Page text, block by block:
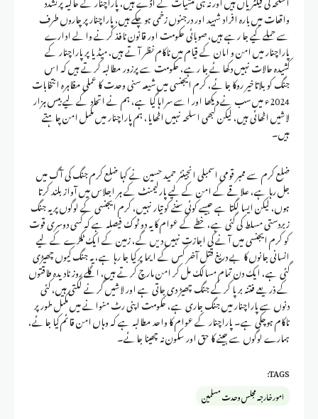
واقعات میں بارہ افراد شہید اور درجنوں زخمی ہوچکے ہیں، پاراچنار پر چاروں طرف
سے حملے کیے جا رہے ہیں، صوبائی حکومت اور قانون نافذ کرنے والے ادارے
پاراچنار میں امن و امان کے قیام میں ناکام نظر آتے ہیں، میڈیا پر پاراچنار کے
کشیدہ حالات نہیں دکھائے جا رہے، حکومت سے پرزور مطالبہ کرتے ہیں کہ اس
جنگ کو بلاتاخیر روکا جائے، کرم ایجنسی میں شیعہ سنی وحدت کا عملی مظاہرہ انتخابات
2024ء میں سب نے دیکھا اور اسے سراہا گیا ہے، ہم نے اتحاد کے لیے بیس ہزار
لاشیں اٹھائی ہیں، لیکن کبھی اسلحہ نہیں اٹھایا، ہم پاراچنار میں مکمل امن چاہتے
ہیں۔
ضلع کرم سے ممبر قومی اسمبلی انجینئر حمید حسین نے کہا ضلع کرم جنگ کی آگ میں
جل رہا ہے، علاقے کے امن کے لیے پارلیمنٹ کے ہر اجلاس میں آواز بلند کرتا
ہوں، لیکن ایسا لگتا ہے جیسے کوئی سننے کو تیار نہیں، کرم ایجنسی کے لوگوں پر یہ جنگ
زبردستی مسلط کی گئی ہے، خطے کے عوام کا یہ دو ٹوک فیصلہ ہے کہ کسی دوسری قوت
کو کرم ایجنسی میں آنے کی اجازت نہیں دیں گے، زمین کے ایک ٹکڑے کے لیے
انسانی جانوں کا بے دریغ قتل آخر کس کے ایما پر کیا جا رہا ہے، یہ جنگ کیوں چھیڑی
گئی ہے، ایک دن تمام مسالک مل کر امن مارچ کرتے ہیں، اگلے روز نادیدہ طاقتوں
کے ذریعے فتنہ برپا کرکے جنگ چھیڑ دی جاتی ہے اور لاشیں گرنے لگتی ہیں، کئی
دنوں سے پاراچنار میں جنگ جاری ہے، حکومت اپنی رٹ منوانے میں مکمل طور پر
ناکام ہوچکی ہے۔ پاراچنار کے عوام کا واحد مطالبہ ہے کہ وہاں امن قائم کیا جائے،
ہمارے لوگوں سے جینے کا حق اور سکون نہ چھینا جائے۔
TAGS:
امور خارجہ مجلس وحدت مسلمین